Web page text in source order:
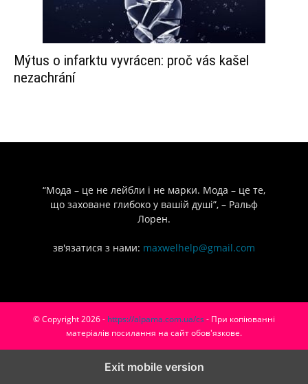
Mýtus o infarktu vyvrácen: proč vás kašel
nezachrání
“Мода – це не лейбли і не марки. Мода – це те,
що заховане глибоко у вашій душі”, – Ральф
Лорен.
зв'язатися з нами: maxwelhelp@gmail.com
© Copyright 2026 - https://alpama.com.ua/cs- При копіюванні
матеріалів посилання на сайт обов'язкове.
Exit mobile version